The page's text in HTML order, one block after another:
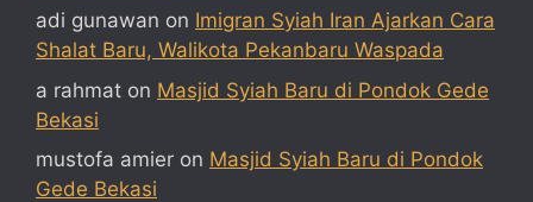
adi gunawan on Imigran Syiah Iran Ajarkan Cara
Shalat Baru, Walikota Pekanbaru Waspada
a rahmat on Masjid Syiah Baru di Pondok Gede
Bekasi
mustofa amier on Masjid Syiah Baru di Pondok
Gede Bekasi